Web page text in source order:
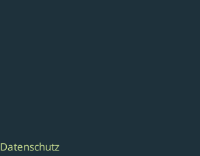
Datenschutz